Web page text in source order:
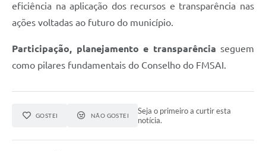
eficiência na aplicação dos recursos e transparência nas
ações voltadas ao futuro do município.
Participação, planejamento e transparência seguem
como pilares fundamentais do Conselho do FMSAI.
GOSTEI NÃO GOSTEI
Seja o primeiro a curtir esta
notícia.